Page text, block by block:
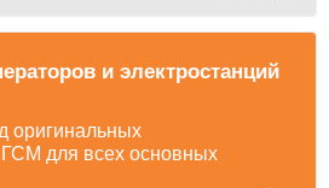
и электростанций
оригинальных
ГСМ для всех основных